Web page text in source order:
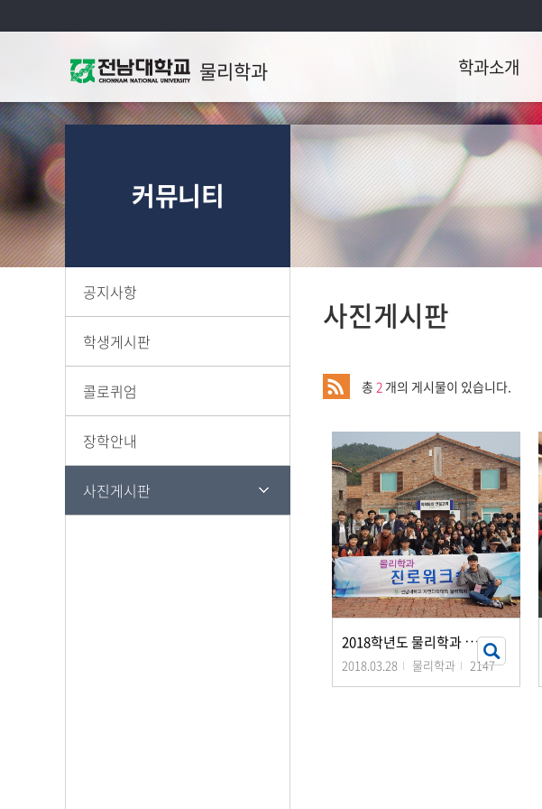
물리학과 학과소개
학과소개
학과장 인사말
찾아오시는길
커뮤니티
공지사항
학생게시판
콜로퀴엄
장학안내
사진게시판
사진게시판
총 2 개의 게시물이 있습니다.
2
018학년도 물리학과 진로워크숍
2018.03.28 물리학과 2147